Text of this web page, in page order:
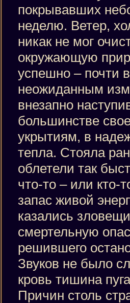
покрывавших
неделю. Ветер,
никак не мог
окружающую
успешно – почти
неожиданным
внезапно
большинстве
укрытиям, в
тепла. Стояла
облетели так
что-то – или кто-
запас живой
казались
смертельную
решившего
Звуков не было
кровь тишина
Причин столь